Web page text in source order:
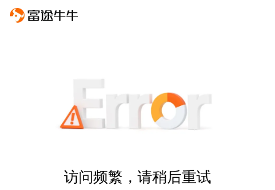
访问频繁，请稍后重试